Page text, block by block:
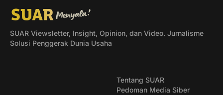
SUAR Viewsletter, Insight, Opinion, dan Video. Jurnalisme
Solusi Penggerak Dunia Usaha
Tentang SUAR
Pedoman Media Siber